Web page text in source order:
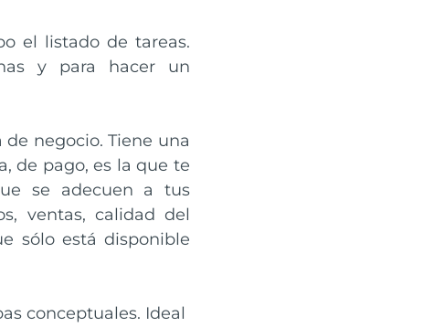
el listado de tareas.
y para hacer un
de negocio. Tiene una
de pago, es la que te
se adecuen a tus
ventas, calidad del
sólo está disponible
conceptuales. Ideal